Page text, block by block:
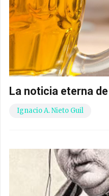
La noticia eterna
Ignacio A. Nieto Guil